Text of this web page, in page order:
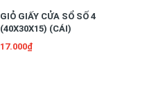
GIỎ GIẤY CỬA SỔ SỐ 4
(40X30X15) (CÁI)
17.000₫